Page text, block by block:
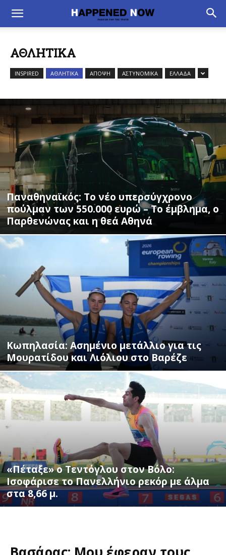
ΑΘΛΗΤΙΚΑ
INSPIRED ΑΘΛΗΤΙΚΑ ΑΠΟΨΗ ΑΣΤΥΝΟΜΙΚΑ ΕΛΛΑΔΑ
Παναθηναϊκός: Το νέο υπερσύγχρονο
πούλμαν των 550.000 ευρώ – Το έμβλημα, ο
Παρθενώνας και η θεά Αθηνά
Κωπηλασία: Ασημένιο μετάλλιο για τις
Μουρατίδου και Λιόλιου στο Βαρέζε
«Πέταξε» ο Τεντόγλου στον Βόλο:
Ισοφάρισε το Πανελλήνιο ρεκόρ με άλμα
στα 8,66 μ.